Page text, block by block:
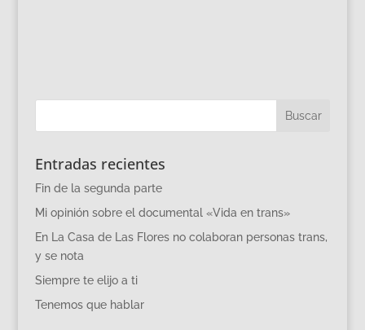
Entradas recientes
Fin de la segunda parte
Mi opinión sobre el documental «Vida en trans»
En La Casa de Las Flores no colaboran personas trans,
y se nota
Siempre te elijo a ti
Tenemos que hablar